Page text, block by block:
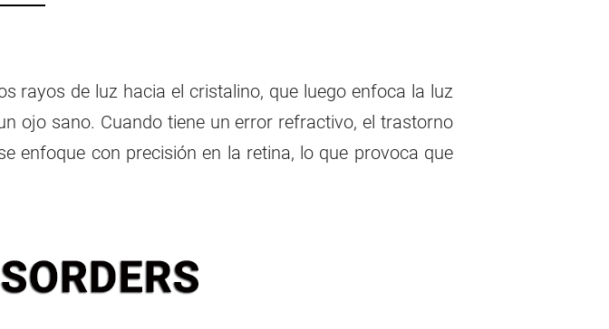
rayos de luz hacia el cristalino, que luego enfoca la luz
ojo sano. Cuando tiene un error refractivo, el trastorno
enfoque con precisión en la retina, lo que provoca que